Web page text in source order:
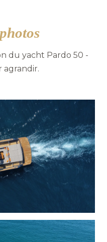
photos
du yacht Pardo 50 -
agrandir.